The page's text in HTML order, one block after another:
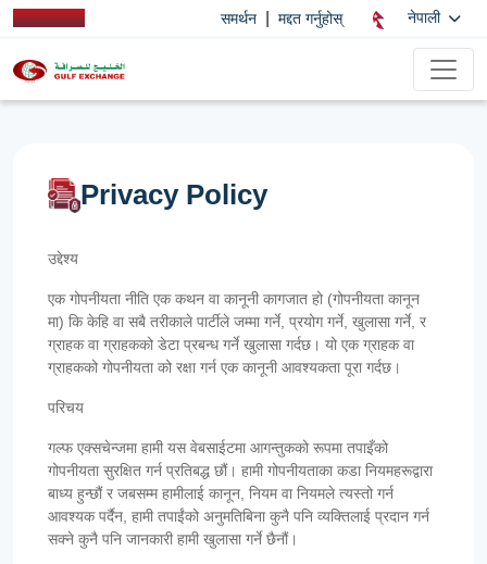
समर्थन मद्दत गर्नुहोस् नेपाली
Privacy Policy
उद्देश्य
एक गोपनीयता नीति एक कथन वा कानूनी कागजात हो (गोपनीयता कानून
मा) कि केहि वा सबै तरीकाले पार्टीले जम्मा गर्ने, प्रयोग गर्ने, खुलासा गर्ने, र
ग्राहक वा ग्राहकको डेटा प्रबन्ध गर्ने खुलासा गर्दछ। यो एक ग्राहक वा
ग्राहकको गोपनीयता को रक्षा गर्न एक कानूनी आवश्यकता पूरा गर्दछ।
परिचय
गल्फ एक्सचेन्जमा हामी यस वेबसाईटमा आगन्तुकको रूपमा तपाइँको
गोपनीयता सुरक्षित गर्न प्रतिबद्ध छौं। हामी गोपनीयताका कडा नियमहरूद्वारा
बाध्य हुन्छौं र जबसम्म हामीलाई कानून, नियम वा नियमले त्यस्तो गर्न
आवश्यक पर्दैन, हामी तपाईंको अनुमतिबिना कुनै पनि व्यक्तिलाई प्रदान गर्न
सक्ने कुनै पनि जानकारी हामी खुलासा गर्ने छैनौं।